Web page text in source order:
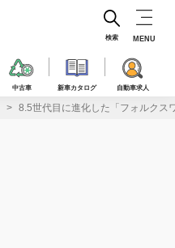
中古車 新車カタログ 自動車求人
検索 MENU
8.5世代目に進化した「フォルクス